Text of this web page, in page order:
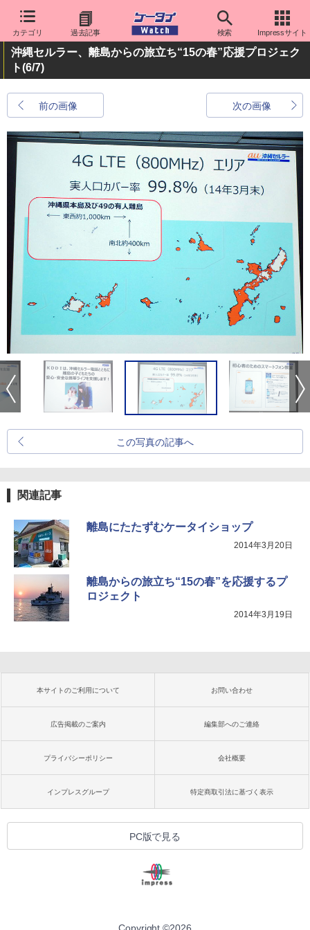
カテゴリ 過去記事 検索 Impressサイト
沖縄セルラー、離島からの旅立ち“15の春”応援プロジェク
ト(6/7)
前の画像 次の画像
この写真の記事へ
関連記事
離島にたたずむケータイショップ
2014年3月20日
離島からの旅立ち“15の春”を応援するプ
ロジェクト
2014年3月19日
本サイトのご利用について お問い合わせ
広告掲載のご案内 編集部へのご連絡
プライバシーポリシー 会社概要
インプレスグループ 特定商取引法に基づく表示
PC版で見る